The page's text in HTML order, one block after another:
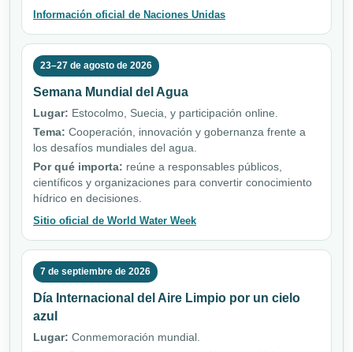
Información oficial de Naciones Unidas
23–27 de agosto de 2026
Semana Mundial del Agua
Lugar: Estocolmo, Suecia, y participación online.
Tema: Cooperación, innovación y gobernanza frente a
los desafíos mundiales del agua.
Por qué importa: reúne a responsables públicos,
científicos y organizaciones para convertir conocimiento
hídrico en decisiones.
Sitio oficial de World Water Week
7 de septiembre de 2026
Día Internacional del Aire Limpio por un cielo
azul
Lugar: Conmemoración mundial.